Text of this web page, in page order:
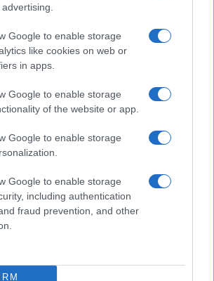
Google to enable storage
like cookies on web or
in apps.
Google to enable storage
of the website or app.
Google to enable storage
Google to enable storage
including authentication
fraud prevention, and other
i fattori che
il prezzo di una
così come quello di Ethereum,
numerosi fattori, come la
i fattori economici e
degli investitori, le notizie
o beni, l’adozione da parte
la stabilità politica e
innovazioni tecnologiche.